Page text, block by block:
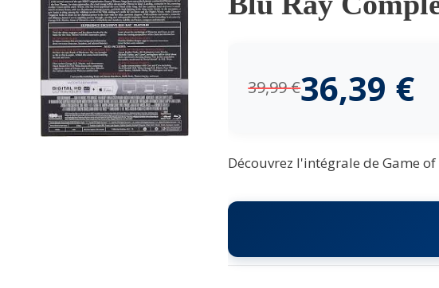
39,99€36,39 €
Découvrez l'intégrale de Game